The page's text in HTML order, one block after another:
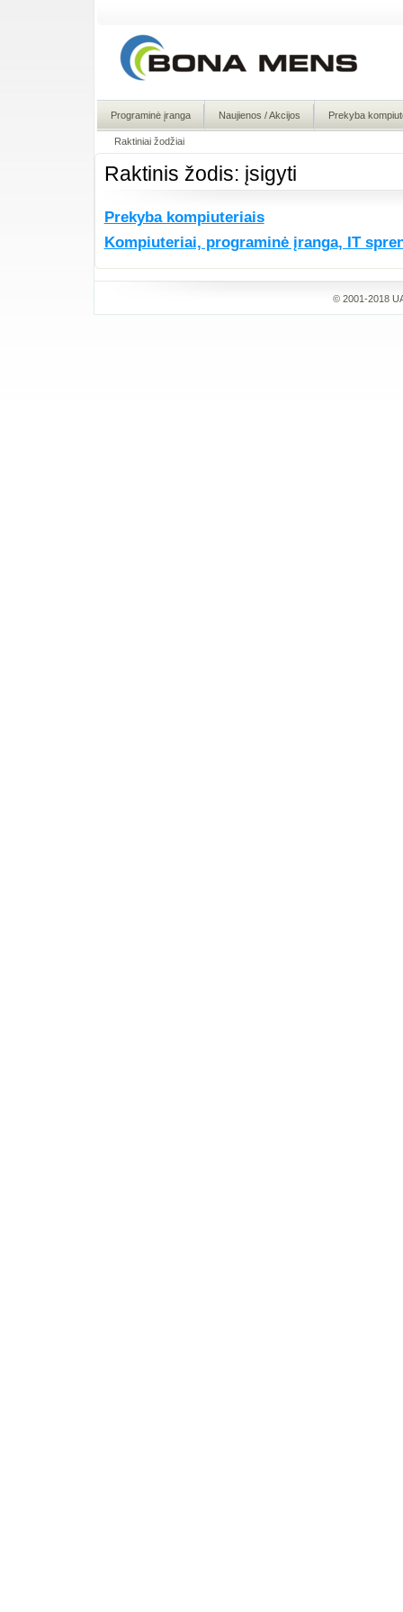
Programinė įranga Naujienos / Akcijos Prekyba
Raktiniai žodžiai
Raktinis žodis: įsigyti
Prekyba kompiuteriais
Kompiuteriai, programinė įranga, IT
© 2001-2018